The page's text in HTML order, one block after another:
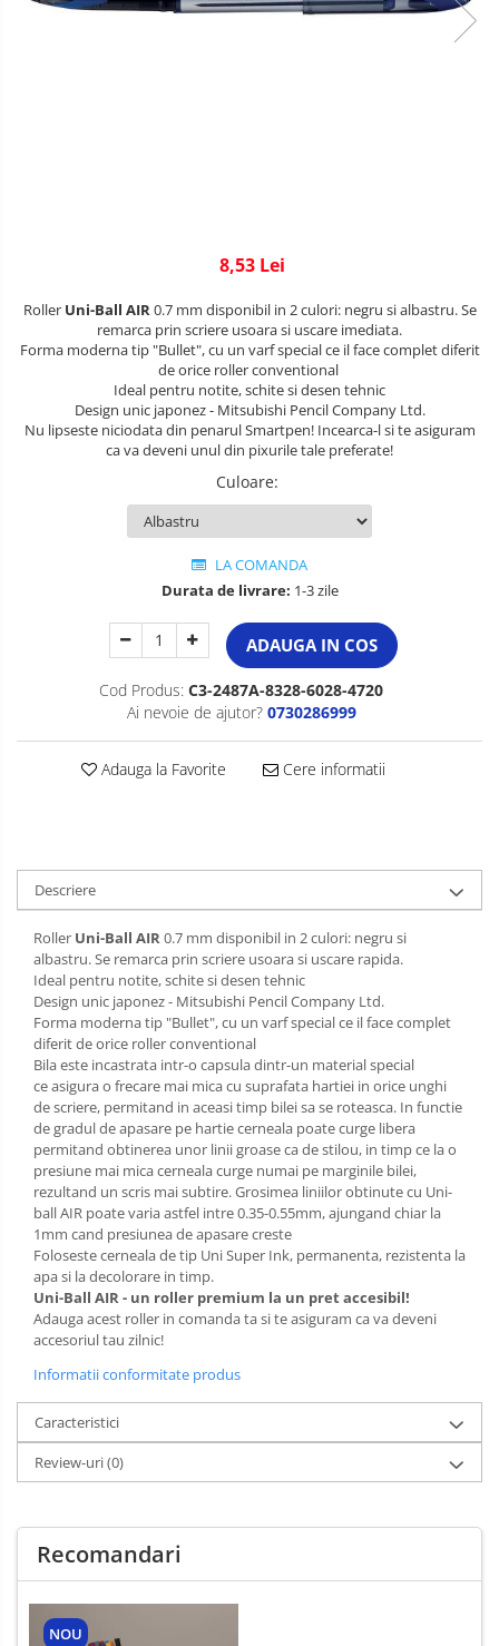
8,53 Lei
Roller Uni-Ball AIR0.7 mm disponibil in 2 culori: negru si albastru. Se
remarca prin scriere usoara si uscare imediata.
Forma moderna tip "Bullet", cu un varf special ce il face complet diferit
de orice roller conventional
Ideal pentru notite, schite si desen tehnic
Design unic japonez - Mitsubishi Pencil Company Ltd.
Nu lipseste niciodata din penarul Smartpen! Incearca-lsi te asiguram
ca va deveni unul din pixurile tale preferate!
Culoare:
LA COMANDA
Durata de livrare: 1-3 zile
ADAUGA IN COS
Cod Produs: C3-2487A-8328-6028-4720
Ai nevoie de ajutor? 0730286999
Adauga la Favorite Cere informatii
Descriere
Roller Uni-Ball AIR0.7 mm disponibil in 2 culori: negru si
albastru. Se remarca prin scriere usoara si uscare rapida.
Ideal pentru notite, schite si desen tehnic
Design unic japonez - Mitsubishi Pencil Company Ltd.
Forma moderna tip "Bullet", cu un varf special ce il face complet
diferit de orice roller conventional
Bila este incastrata intr-o capsula dintr-un material special
ce asigura o frecare mai mica cu suprafata hartiei in orice unghi
de scriere, permitand in aceasi timp bilei sa se roteasca. In functie
de gradul de apasare pe hartie cerneala poate curge libera
permitand obtinerea unor linii groase ca de stilou, in timp ce la o
presiune mai mica cerneala curge numai pe marginile bilei,
rezultand un scris mai subtire. Grosimea liniilor obtinute cu Uni-
ball AIR poate varia astfel intre 0.35-0.55mm, ajungand chiar la
1mm cand presiunea de apasare creste
Foloseste cerneala de tip Uni Super Ink, permanenta, rezistenta la
apa si la decolorare in timp.
Uni-Ball AIR - un roller premium la un pret accesibil!
Adauga acest roller in comanda ta si te asiguram ca va deveni
accesoriul tau zilnic!
Informatii conformitate produs
Caracteristici
Review-uri(0)
Recomandari
NOU